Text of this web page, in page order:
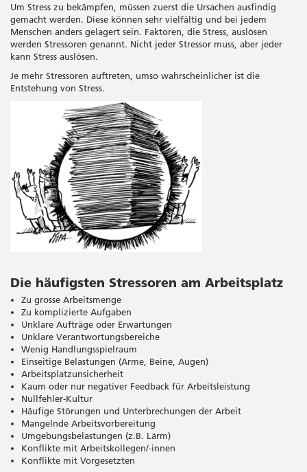
Um Stress zu bekämpfen, müssen zuerst die Ursachen ausfindig
gemacht werden. Diese können sehr vielfältig und bei jedem
Menschen anders gelagert sein. Faktoren, die Stress, auslösen
werden Stressoren genannt. Nicht jeder Stressor muss, aber jeder
kann Stress auslösen.
Je mehr Stressoren auftreten, umso wahrscheinlicher ist die
Entstehung von Stress.
Die häufigsten Stressoren am Arbeitsplatz
Zu grosse Arbeitsmenge
Zu komplizierte Aufgaben
Unklare Aufträge oder Erwartungen
Unklare Verantwortungsbereiche
Wenig Handlungsspielraum
Einseitige Belastungen (Arme, Beine, Augen)
Arbeitsplatzunsicherheit
Kaum oder nur negativer Feedback für Arbeitsleistung
Nullfehler-Kultur
Häufige Störungen und Unterbrechungen der Arbeit
Mangelnde Arbeitsvorbereitung
Umgebungsbelastungen (z.B. Lärm)
Konflikte mit Arbeitskollegen/-innen
Konflikte mit Vorgesetzten